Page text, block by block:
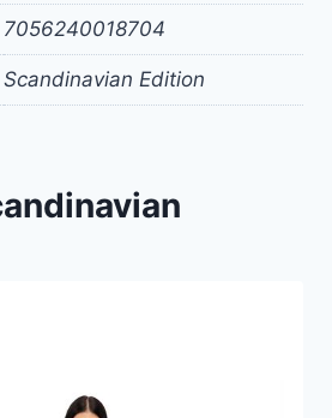
7056240018704
Scandinavian Edition